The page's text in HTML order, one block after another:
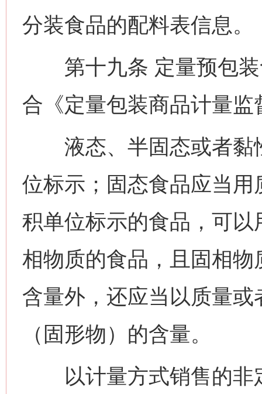
分装食品的配料表信息。
第十九条 定量预包装
合《定量包装商品计量
液态、半固态或者黏
位标示；固态食品应当
积单位标示的食品，可
相物质的食品，且固相
含量外，还应当以质量
（固形物）的含量。
以计量方式销售的非